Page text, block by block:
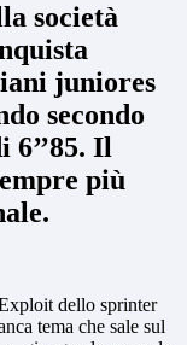
società
juniores
secondo
Il
più
dello sprinter
tema che sale sul